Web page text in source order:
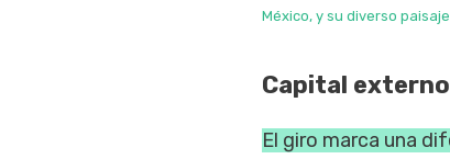
México, y su diverso
Capital externo
El giro marca una